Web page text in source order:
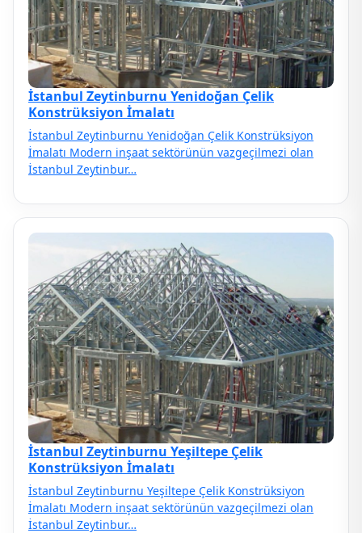
İstanbul Zeytinburnu Yenidoğan Çelik
Konstrüksiyon İmalatı
İstanbul Zeytinburnu Yenidoğan Çelik Konstrüksiyon
İmalatı Modern inşaat sektörünün vazgeçilmezi olan
İstanbul Zeytinbur…
İstanbul Zeytinburnu Yeşiltepe Çelik
Konstrüksiyon İmalatı
İstanbul Zeytinburnu Yeşiltepe Çelik Konstrüksiyon
İmalatı Modern inşaat sektörünün vazgeçilmezi olan
İstanbul Zeytinbur…